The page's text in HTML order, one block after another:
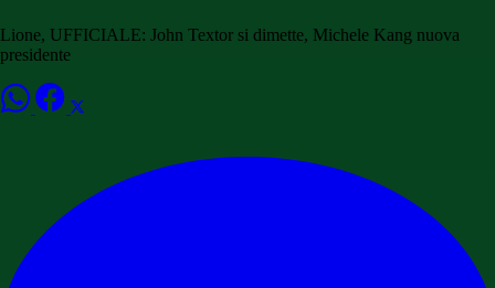
Lione, UFFICIALE: John Textor si dimette, Michele Kang nuova
presidente